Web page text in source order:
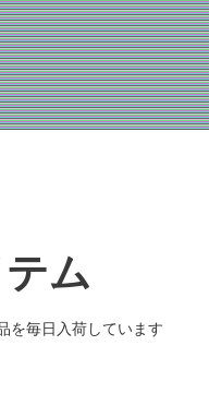
ム
を毎日入荷しています